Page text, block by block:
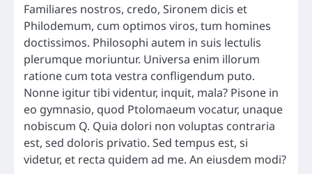
Familiares nostros, credo, Sironem dicis et
Philodemum, cum optimos viros, tum homines
doctissimos. Philosophi autem in suis lectulis
plerumque moriuntur. Universa enim illorum
ratione cum tota vestra confligendum puto.
Nonne igitur tibi videntur, inquit, mala? Pisone in
eo gymnasio, quod Ptolomaeum vocatur, unaque
nobiscum Q. Quia dolori non voluptas contraria
est, sed doloris privatio. Sed tempus est, si
videtur, et recta quidem ad me. An eiusdem modi?